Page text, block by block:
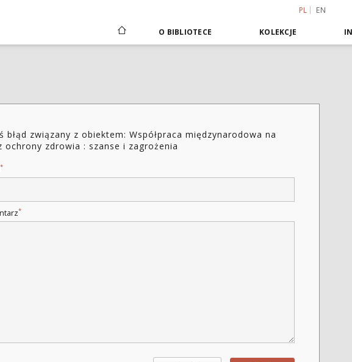
PL EN
O BIBLIOTECE KOLEKCJE
błąd związany z obiektem: Współpraca międzynarodowa na
ochrony zdrowia : szanse i zagrożenia
*
*